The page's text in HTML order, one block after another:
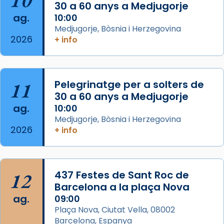
missa d’acció de gràcies en agraïment al
comitè organitzador de la visita apostòlica
del Sant Pare Lleó XIV a Barcelona, i als
col·laboradors, a la Catedral de Barcelona.
concelebrat el bisbe auxiliar de Barcelona,
Mons. David Abadías.
📸 Dr. G. Simón
Photo
View on Facebook · Share
Arquebisbat de Barcelona
2 weeks ago
Memòria de les santes Juliana i
Semproniana, verges i màrtirs.
ag.
2026
30 a 60 anys a Medjugorje
10:00
Medjugorje, Bòsnia i Herzegovina
+ info
11
ag.
2026
Pelegrinatge per a solters de
30 a 60 anys a Medjugorje
10:00
Medjugorje, Bòsnia i Herzegovina
+ info
12
ag.
437 Festes de Sant Roc de
Barcelona a la plaça Nova
09:00
Plaça Nova, Ciutat Vella, 08002
Barcelona, Espanya